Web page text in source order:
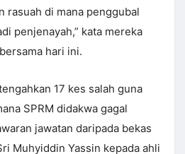
rasuah di mana penggubal
penjenayah,” kata mereka
hari ini.
17 kes salah guna
SPRM didakwa gagal
jawatan daripada bekas
Muhyiddin Yassin kepada ahli